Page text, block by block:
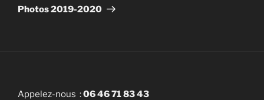
suivant
Photos 2019-2020
Appelez-nous :06 46 71 83 43